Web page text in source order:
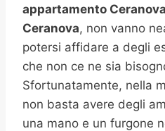
appartamento Ceranova
Ceranova, non vanno
potersi affidare a degli
che non ce ne sia
Sfortunatamente, nella
non basta avere degli
una mano e un furgone